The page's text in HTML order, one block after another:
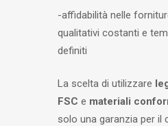
-affidabilità nelle
qualitativi costanti e
definiti
La scelta di utilizzare
FSC e materiali
solo una garanzia per il